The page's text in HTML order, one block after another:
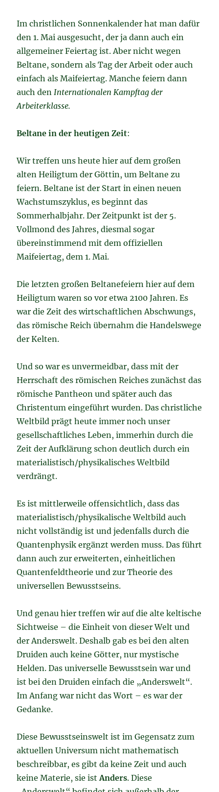
Im christlichen Sonnenkalender hat man dafür
den 1. Mai ausgesucht, der ja dann auch ein
allgemeiner Feiertag ist. Aber nicht wegen
Beltane, sondern als Tag der Arbeit oder auch
einfach als Maifeiertag. Manche feiern dann
auch denInternationalen Kampftag der
Arbeiterklasse.
Beltane in der heutigen Zeit:
Wir treffen uns heute hier auf dem großen
alten Heiligtum der Göttin, um Beltane zu
feiern. Beltane ist der Start in einen neuen
Wachstumszyklus, es beginnt das
Sommerhalbjahr. Der Zeitpunkt ist der 5.
Vollmond des Jahres, diesmal sogar
übereinstimmend mit dem offiziellen
Maifeiertag, dem 1. Mai.
Die letzten großen Beltanefeiern hier auf dem
Heiligtum waren so vor etwa 2100 Jahren. Es
war die Zeit des wirtschaftlichen Abschwungs,
das römische Reich übernahm die Handelswege
der Kelten.
Und so war es unvermeidbar, dass mit der
Herrschaft des römischen Reiches zunächst das
römische Pantheon und später auch das
Christentum eingeführt wurden. Das christliche
Weltbild prägt heute immer noch unser
gesellschaftliches Leben, immerhin durch die
Zeit der Aufklärung schon deutlich durch ein
materialistisch/physikalisches Weltbild
verdrängt.
Es ist mittlerweile offensichtlich, dass das
materialistisch/physikalische Weltbild auch
nicht vollständig ist und jedenfalls durch die
Quantenphysik ergänzt werden muss. Das führt
dann auch zur erweiterten, einheitlichen
Quantenfeldtheorie und zur Theorie des
universellen Bewusstseins.
Und genau hier treffen wir auf die alte keltische
Sichtweise – die Einheit von dieser Welt und
der Anderswelt. Deshalb gab es bei den alten
Druiden auch keine Götter, nur mystische
Helden. Das universelle Bewusstsein war und
ist bei den Druiden einfach die „Anderswelt“.
Im Anfang war nicht das Wort – es war der
Gedanke.
Diese Bewusstseinswelt ist im Gegensatz zum
aktuellen Universum nicht mathematisch
beschreibbar, es gibt da keine Zeit und auch
keine Materie, sie istAnders. Diese